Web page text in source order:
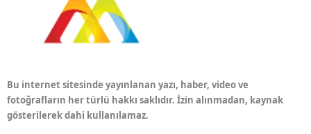
Bu internet sitesinde yayınlanan yazı, haber, video ve
fotoğrafların her türlü hakkı saklıdır. İzin alınmadan, kaynak
gösterilerek dahi kullanılamaz.